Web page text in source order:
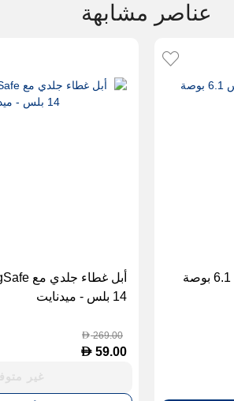
عناصر مشابهة
14 بلس - ميدنايت
D269.00
D 59.00